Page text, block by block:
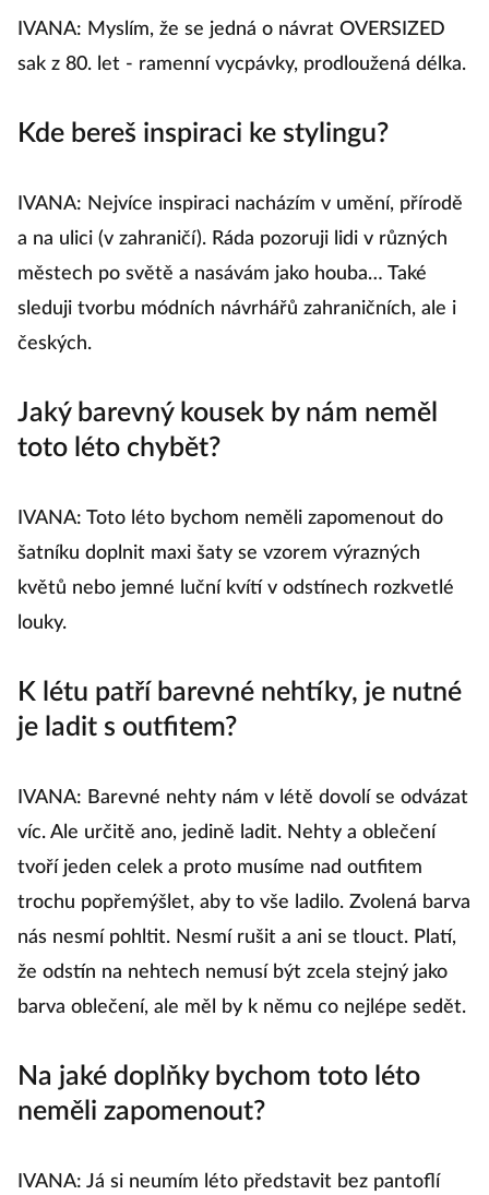
IVANA: Myslím, že se jedná o návrat OVERSIZED
sak z 80. let - ramenní vycpávky, prodloužená délka.
Kde bereš inspiraci ke stylingu?
IVANA: Nejvíce inspiraci nacházím v umění, přírodě
a na ulici (v zahraničí). Ráda pozoruji lidi v různých
městech po světě a nasávám jako houba… Také
sleduji tvorbu módních návrhářů zahraničních, ale i
českých.
Jaký barevný kousek by nám neměl
toto léto chybět?
IVANA: Toto léto bychom neměli zapomenout do
šatníku doplnit maxi šaty se vzorem výrazných
květů nebo jemné luční kvítí v odstínech rozkvetlé
louky.
K létu patří barevné nehtíky, je nutné
je ladit s outfitem?
IVANA: Barevné nehty nám v létě dovolí se odvázat
víc. Ale určitě ano, jedině ladit. Nehty a oblečení
tvoří jeden celek a proto musíme nad outfitem
trochu popřemýšlet, aby to vše ladilo. Zvolená barva
nás nesmí pohltit. Nesmí rušit a ani se tlouct. Platí,
že odstín na nehtech nemusí být zcela stejný jako
barva oblečení, ale měl by k němu co nejlépe sedět.
Na jaké doplňky bychom toto léto
neměli zapomenout?
IVANA: Já si neumím léto představit bez pantoflí